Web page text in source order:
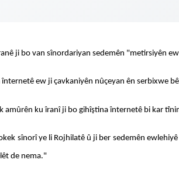
ji bo van sînordariyan sedemên "metirsiyên
ew ji çavkaniyên nûçeyan ên serbixwe
amûrên ku îranî ji bo gihîştina înternetê bi kar
sînorî ye li Rojhilatê û ji ber sedemên
de nema."